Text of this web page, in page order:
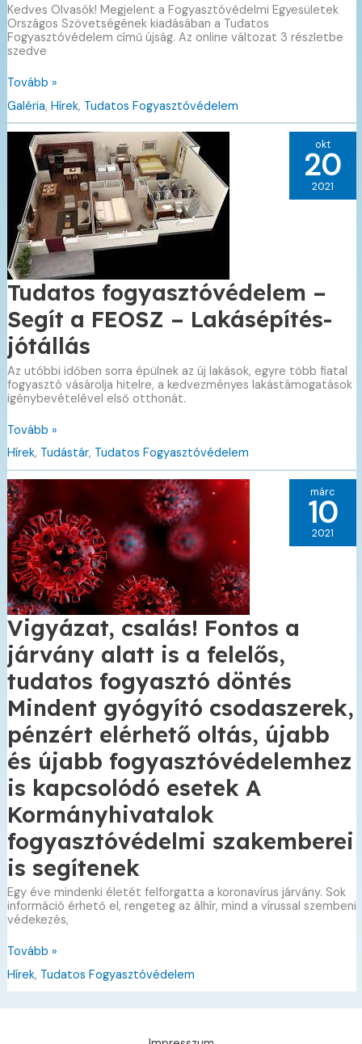
Kedves Olvasók! Megjelent a Fogyasztóvédelmi Egyesületek
Országos Szövetségének kiadásában a Tudatos
Fogyasztóvédelem című újság. Az online változat 3 részletbe
szedve
Tudatos
Tovább »
Galéria, Hírek, Tudatos Fogyasztóvédelem
Tudatos fogyasztóvédelem –
Segít a FEOSZ – Lakásépítés-
jótállás
Az utóbbi időben sorra épülnek az új lakások, egyre több fiatal
fogyasztó vásárolja hitelre, a kedvezményes lakástámogatások
igénybevételével első otthonát.
Tudatos
–
Segít
a
FEOSZ
–
Lakásépítés-
jótállás
Tovább »
Hírek, Tudástár, Tudatos Fogyasztóvédelem
okt
20
2021
Vigyázat, csalás! Fontos a
járvány alatt is a felelős,
tudatos fogyasztó döntés
Mindent gyógyító csodaszerek,
pénzért elérhető oltás, újabb
és újabb fogyasztóvédelemhez
is kapcsolódó esetek A
Kormányhivatalok
fogyasztóvédelmi szakemberei
is segítenek
Egy éve mindenki életét felforgatta a koronavírus járvány. Sok
információ érhető el, rengeteg az álhír, mind a vírussal szembeni
védekezés,
Vigyázat,
Fontos
a
járvány
Tovább »
Hírek, Tudatos Fogyasztóvédelem
márc
10
2021